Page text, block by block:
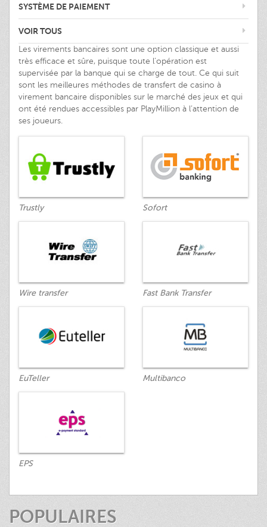
SYSTÈME DE PAIEMENT
VOIR TOUS
Les virements bancaires sont une option classique et aussi
très efficace et sûre, puisque toute l’opération est
supervisée par la banque qui se charge de tout. Ce qui suit
sont les meilleures méthodes de transfert de casino à
virement bancaire disponibles sur le marché des jeux et qui
ont été rendues accessibles par PlayMillion à l’attention de
ses joueurs.
Trustly Sofort
Wire transfer Fast Bank Transfer
EuTeller Multibanco
EPS
POPULAIRES